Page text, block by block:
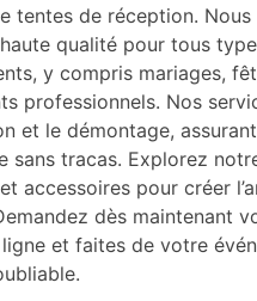
tentes de réception.
qualité pour tous
y compris mariages,
professionnels. Nos
et le démontage,
sans tracas. Explorez
accessoires pour créer
dès maintenant
et faites de votre